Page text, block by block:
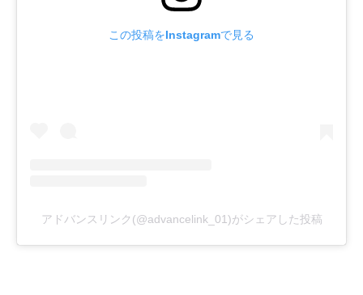
この投稿をInstagramで見る
アドバンスリンク(@advancelink_01)がシェアした投稿